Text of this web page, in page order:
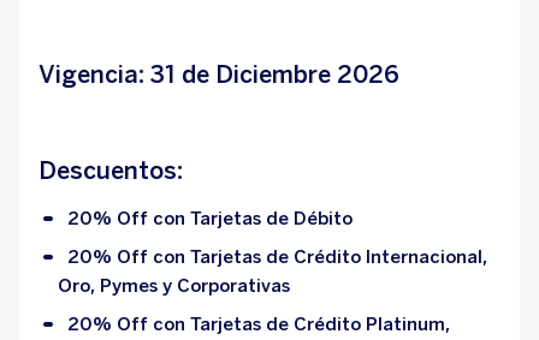
Vigencia: 31 de Diciembre 2026
Descuentos:
20% Off con Tarjetas de Débito
20% Off con Tarjetas de Crédito Internacional,
Oro, Pymes y Corporativas
20% Off con Tarjetas de Crédito Platinum,